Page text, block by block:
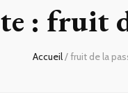
: fruit
Accueil/fruit de la